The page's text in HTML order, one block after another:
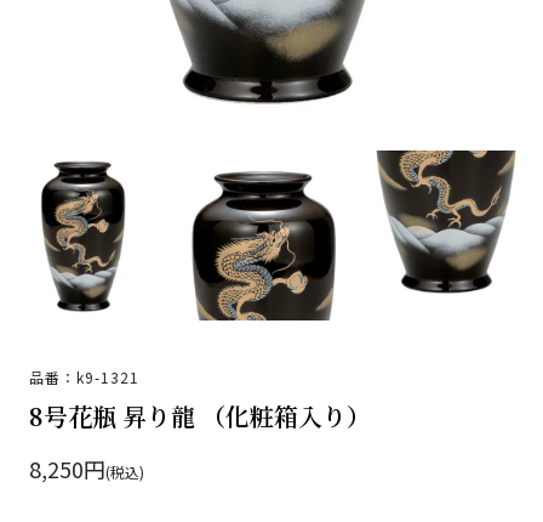
品番：k9-1321
8号花瓶 昇り龍 （化粧箱入り）
8,250円(税込)